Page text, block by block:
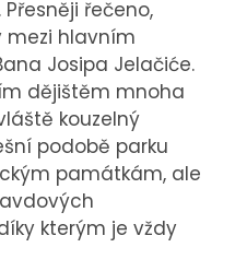
řečeno,
mezi hlavním
Josipa Jelačiće.
dějištěm mnoha
kouzelný
podobě parku
památkám, ale
kterým je vždy